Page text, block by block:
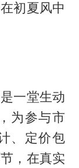
初夏风中
一堂生动
为参与市
、定价包
，在真实